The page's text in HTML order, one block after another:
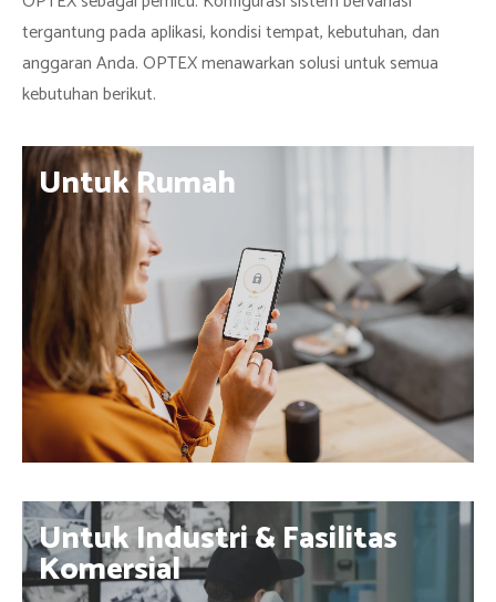
tergantung pada aplikasi, kondisi tempat, kebutuhan, dan
anggaran Anda. OPTEX menawarkan solusi untuk semua
kebutuhan berikut.
Untuk Rumah
Untuk Industri & Fasilitas
Komersial